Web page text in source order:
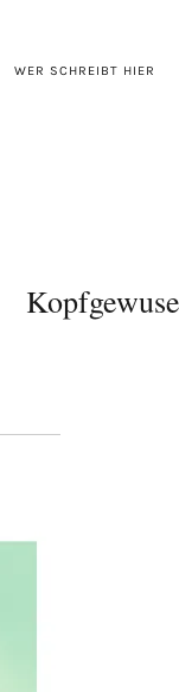
WER SCHREIBT HIER